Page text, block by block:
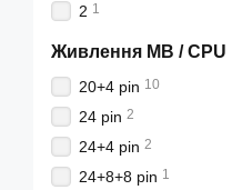
2 1
Живлення MB / CPU
20+4 pin 10
24 pin 2
24+4 pin 2
24+8+8 pin 1